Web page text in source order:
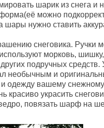
шарик из снега и
можно
нужно ставить
снеговика. Ручки
морковь,
подручных
необычным и
одежду вашему снежному
украсить
повязать шарф на